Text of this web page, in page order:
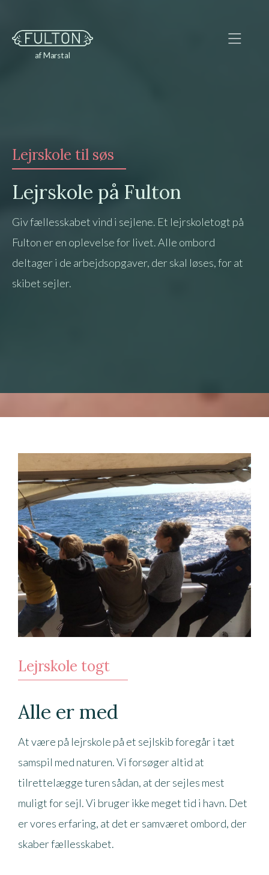
af Marstal
Lejrskole til søs
Lejrskole på Fulton
Giv fællesskabet vind i sejlene. Et lejrskoletogt på
Fulton er en oplevelse for livet. Alle ombord
deltager i de arbejdsopgaver, der skal løses, for at
skibet sejler.
Lejrskole togt
Alle er med
At være på lejrskole på et sejlskib foregår i tæt
samspil med naturen. Vi forsøger altid at
tilrettelægge turen sådan, at der sejles mest
muligt for sejl. Vi bruger ikke meget tid i havn. Det
er vores erfaring, at det er samværet ombord, der
skaber fællesskabet.